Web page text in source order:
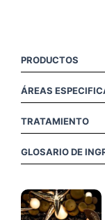
PRODUCTOS
ÁREAS
TRATAMIENTO
GLOSARIO DE
Click
Me